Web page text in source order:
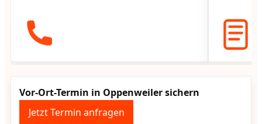
Vor-Ort-Termin in Oppenweiler sichern
Jetzt Termin anfragen